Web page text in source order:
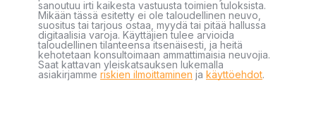
sanoutuu irti kaikesta vastuusta toimien tuloksista.
Mikään tässä esitetty ei ole taloudellinen neuvo,
suositus tai tarjous ostaa, myydä tai pitää hallussa
digitaalisia varoja. Käyttäjien tulee arvioida
taloudellinen tilanteensa itsenäisesti, ja heitä
kehotetaan konsultoimaan ammattimaisia neuvojia.
Saat kattavan yleiskatsauksen lukemalla
asiakirjamme riskien ilmoittaminen ja käyttöehdot.